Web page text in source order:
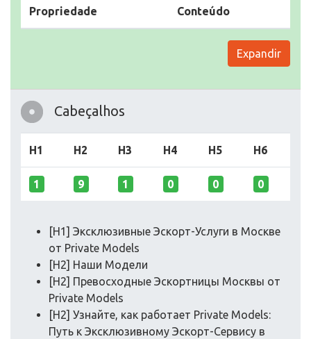
Propriedade Conteúdo
Expandir
Cabeçalhos
H1 H2 H3 H4 H5 H6
1 9 1 0 0 0
[H1] Эксклюзивные Эскорт-Услуги в Москве
от Private Models
[H2] Наши Модели
[H2] Превосходные Эскортницы Москвы от
Private Models
[H2] Узнайте, как работает Private Models:
Путь к Эксклюзивному Эскорт-Сервису в